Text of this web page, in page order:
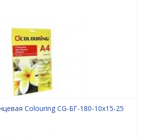
Colouring CG-БГ-180-10х15-25